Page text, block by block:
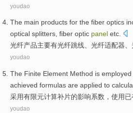
youdao
The main products for the fiber optics
optical splitters, fiber optic panel etc.
光纤产品主要有光纤跳线、光纤适配器
youdao
The Finite Element Method is employed
achieved formulas are applied to
采用有限元计算补片的影响系数 ，使用
youdao